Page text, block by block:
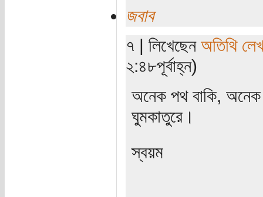
জবাব
৭ | লিখেছেন অতিথি
২:৪৮পূর্বাহ্ন)
অনেক পথ বাকি,
ঘুমকাতুরে।
স্বয়ম